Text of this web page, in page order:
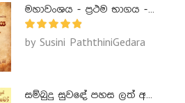
මහාවංශය - ප්‍රථම භාගය - Mahawanshaya 1
by Susini PaththiniGedara
සම්බුදු සුවඳේ පහස ලත් අනඳ මහතෙරණුවෝ - Ananda Maha Theranuwo